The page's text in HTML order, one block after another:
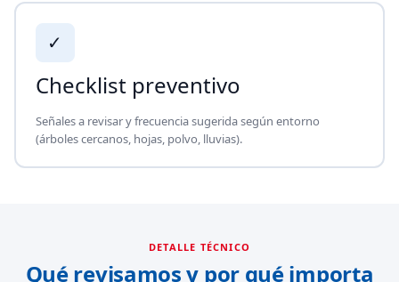
✓
Checklist preventivo
Señales a revisar y frecuencia sugerida según entorno
(árboles cercanos, hojas, polvo, lluvias).
DETALLE TÉCNICO
Qué revisamos y por qué importa